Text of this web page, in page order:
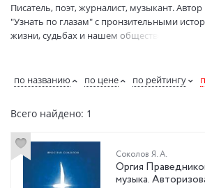
Писатель, поэт, журналист, музыкант.
"Узнать по глазам" с пронзительными
жизни, судьбах и нашем обществе.
по названию по цене по рейтингу
Всего найдено: 1
Соколов Я. А.
Оргия
музыка.